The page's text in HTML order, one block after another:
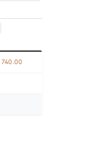
740.00